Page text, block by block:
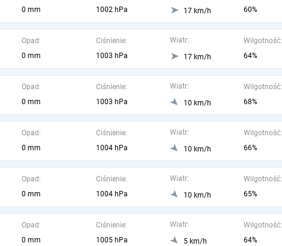
0 mm
1002 hPa
17 km/h
60%
Opad:
0 mm
Ciśnienie:
1003 hPa
Wiatr:
17 km/h
Wilgotność:
64%
Opad:
0 mm
Ciśnienie:
1003 hPa
Wiatr:
10 km/h
Wilgotność:
68%
Opad:
0 mm
Ciśnienie:
1004 hPa
Wiatr:
10 km/h
Wilgotność:
66%
Opad:
0 mm
Ciśnienie:
1004 hPa
Wiatr:
10 km/h
Wilgotność:
65%
Opad:
0 mm
Ciśnienie:
1005 hPa
Wiatr:
5 km/h
Wilgotność:
64%